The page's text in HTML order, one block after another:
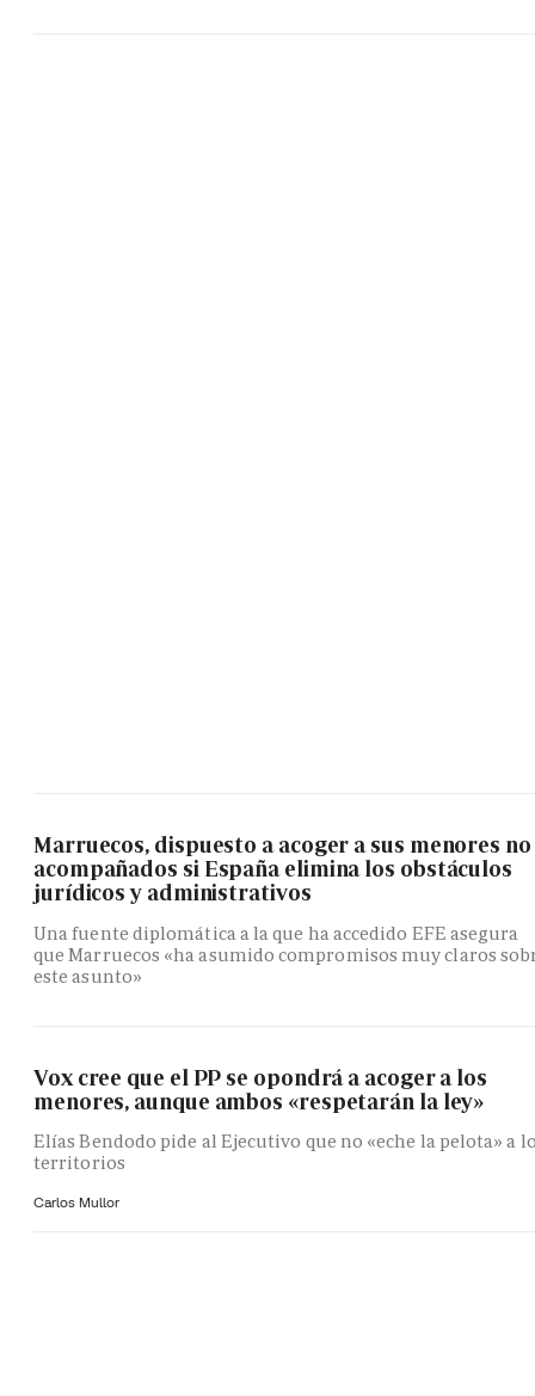
Marruecos, dispuesto a acoger a sus menores no
acompañados si España elimina los obstáculos
jurídicos y administrativos
Una fuente diplomática a la que ha accedido EFE asegura
que Marruecos «ha asumido compromisos muy claros
este asunto»
Vox cree que el PP se opondrá a acoger a los
menores, aunque ambos «respetarán la ley»
Elías Bendodo pide al Ejecutivo que no «eche la pelota» a
territorios
Carlos Mullor